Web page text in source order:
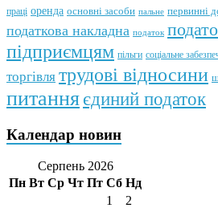
праці оренда основні засоби пальне первинні
податкова накладна податок
підприємцям пільги соціальне
торгівля трудові відносини
питанняєдиний податок
Календар новин
Серпень 2026
Пн Вт Ср Чт Пт Сб Нд
1
2